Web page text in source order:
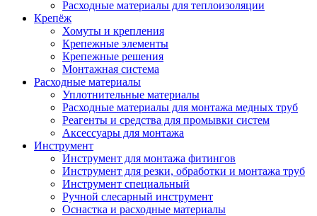
Расходные материалы для теплоизоляции
Крепёж
Хомуты и крепления
Крепежные элементы
Крепежные решения
Монтажная система
Расходные материалы
Уплотнительные материалы
Расходные материалы для монтажа медных труб
Реагенты и средства для промывки систем
Аксессуары для монтажа
Инструмент
Инструмент для монтажа фитингов
Инструмент для резки, обработки и монтажа труб
Инструмент специальный
Ручной слесарный инструмент
Оснастка и расходные материалы